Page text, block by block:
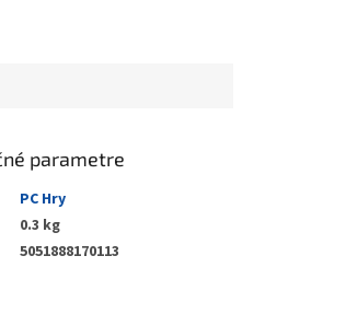
parametre
PC Hry
0.3 kg
5051888170113